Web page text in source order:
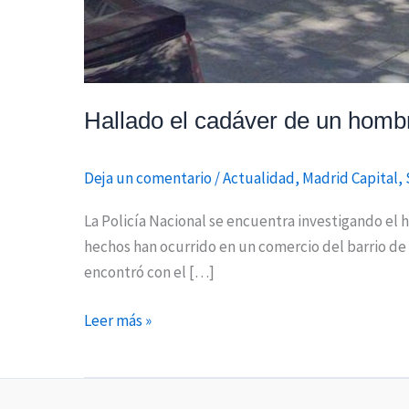
Hallado el cadáver de un
Deja un comentario/Actualidad, Madrid Capital,
La Policía Nacional se encuentra investigando el
hechos han ocurrido en un comercio del barrio
encontró con el […]
Leer más »